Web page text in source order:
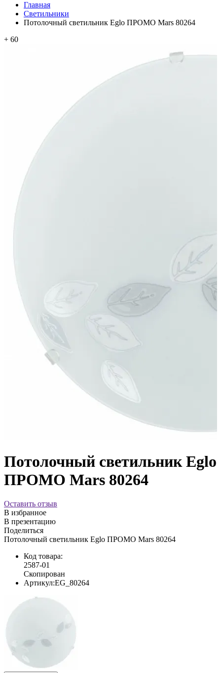
Главная
Светильники
Потолочный светильник Eglo ПРОМО Mars 80264
+ 60
Потолочный светильник Eglo
ПРОМО Mars 80264
Оставить отзыв
В избранное
В презентацию
Поделиться
Потолочный светильник Eglo ПРОМО Mars 80264
Код товара:
2587-01
Скопирован
Артикул:EG_80264